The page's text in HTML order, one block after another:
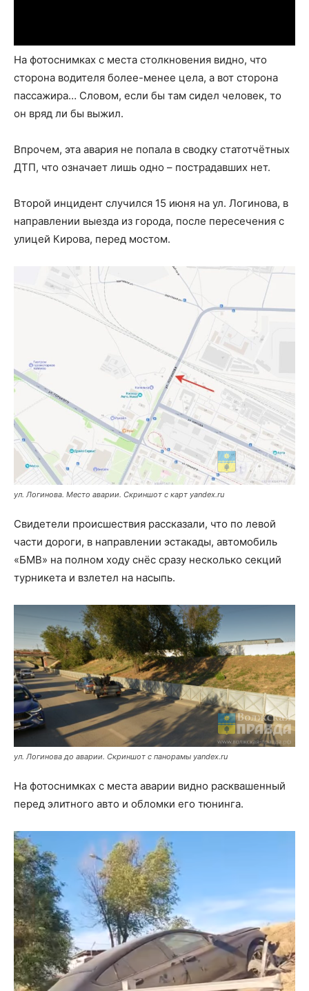
На фотоснимках с места столкновения видно, что
сторона водителя более-менее цела, а вот сторона
пассажира… Словом, если бы там сидел человек, то
он вряд ли бы выжил.
Впрочем, эта авария не попала в сводку статотчётных
ДТП, что означает лишь одно – пострадавших нет.
Второй инцидент случился 15 июня на ул. Логинова, в
направлении выезда из города, после пересечения с
улицей Кирова, перед мостом.
ул. Логинова. Место аварии. Скриншот с карт yandex.ru
Свидетели происшествия рассказали, что по левой
части дороги, в направлении эстакады, автомобиль
«БМВ» на полном ходу снёс сразу несколько секций
турникета и взлетел на насыпь.
ул. Логинова до аварии. Скриншот с панорамы yandex.ru
На фотоснимках с места аварии видно расквашенный
перед элитного авто и обломки его тюнинга.